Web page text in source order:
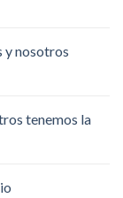
y nosotros
tenemos la